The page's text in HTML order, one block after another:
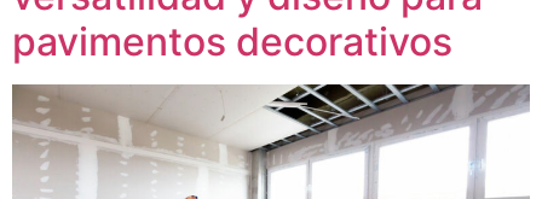
pavimentos decorativos